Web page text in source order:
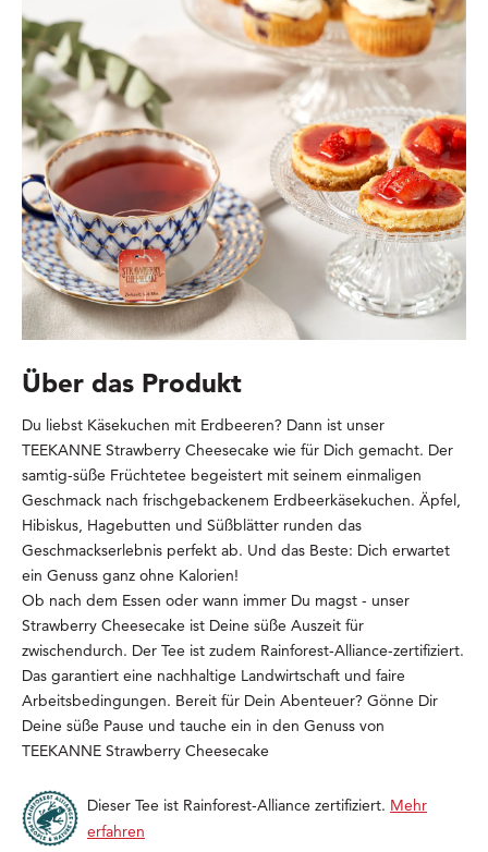
Über das Produkt
Du liebst Käsekuchen mit Erdbeeren? Dann ist unser
TEEKANNE Strawberry Cheesecake wie für Dich gemacht. Der
samtig-süße Früchtetee begeistert mit seinem einmaligen
Geschmack nach frischgebackenem Erdbeerkäsekuchen. Äpfel,
Hibiskus, Hagebutten und Süßblätter runden das
Geschmackserlebnis perfekt ab. Und das Beste: Dich erwartet
ein Genuss ganz ohne Kalorien!
Ob nach dem Essen oder wann immer Du magst - unser
Strawberry Cheesecake ist Deine süße Auszeit für
zwischendurch. Der Tee ist zudem Rainforest-Alliance-zertifiziert.
Das garantiert eine nachhaltige Landwirtschaft und faire
Arbeitsbedingungen. Bereit für Dein Abenteuer? Gönne Dir
Deine süße Pause und tauche ein in den Genuss von
TEEKANNE Strawberry Cheesecake
Dieser Tee ist Rainforest-Alliance zertifiziert. Mehr
erfahren